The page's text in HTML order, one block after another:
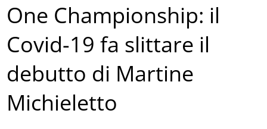
One Championship: il
Covid-19 fa slittare il
debutto di Martine
Michieletto